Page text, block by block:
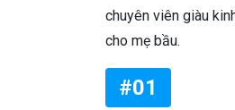
chuyên viên giàu
cho mẹ bầu.
#01